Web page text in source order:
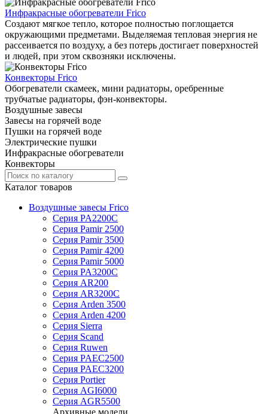
Инфракрасные обогреватели Frico
Создают мягкое тепло, которое полностью поглощается
окружающими предметами. Выделяемая тепловая энергия не
рассеивается по воздуху, а без потерь достигает поверхностей
и людей, при этом сквозняки исключены.
Конвекторы Frico
Обогреватели скамеек, мини радиаторы, оребренные
трубчатые радиаторы, фэн-конвекторы.
Воздушные завесы
Завесы на горячей воде
Пушки на горячей воде
Электрические пушки
Инфракрасные обогреватели
Конвекторы
Каталог товаров
Воздушные завесы Frico
Серия PA2200C
Серия Pamir 2500
Серия Pamir 3500
Серия Pamir 4200
Серия Pamir 5000
Серия PA3200C
Серия AR200
Серия AR3200C
Серия Arden 3500
Серия Arden 4200
Серия Sierra
Серия Scand
Серия Ruwen
Серия PAEC2500
Серия PAEC3200
Серия Portier
Серия AGI6000
Серия AGR5500
Архивные модели